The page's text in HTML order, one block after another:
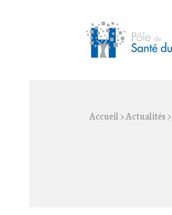
Accueil >Actualités >